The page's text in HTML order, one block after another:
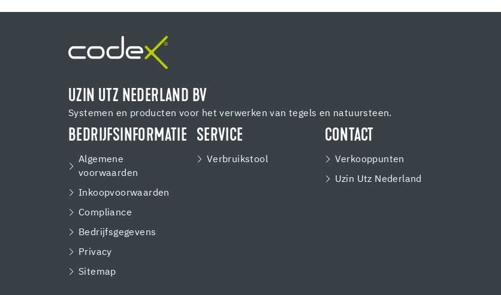
UZIN UTZ NEDERLAND BV
Systemen en producten voor het verwerken van tegels en natuursteen.
BEDRIJFSINFORMATIE
Algemene
voorwaarden
Inkoopvoorwaarden
Compliance
Bedrijfsgegevens
Privacy
Sitemap
SERVICE
Verbruikstool
CONTACT
Verkooppunten
Uzin Utz Nederland